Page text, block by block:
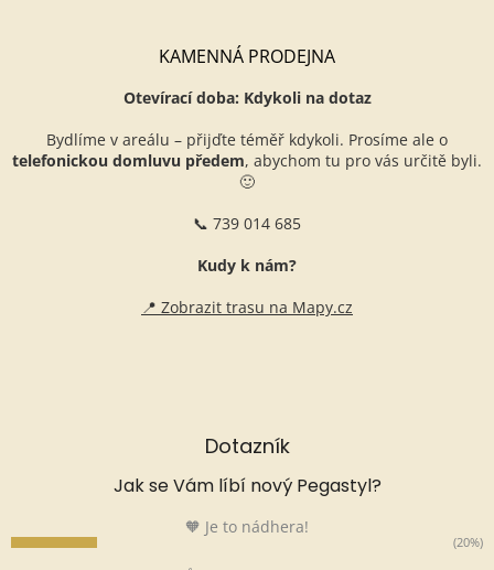
KAMENNÁ PRODEJNA
Otevírací doba: Kdykoli na dotaz
Bydlíme v areálu – přijďte téměř kdykoli. Prosíme ale o
telefonickou domluvu předem, abychom tu pro vás určitě byli.
🙂
📞 739 014 685
Kudy k nám?
📍 Zobrazit trasu na Mapy.cz
Dotazník
Jak se Vám líbí nový Pegastyl?
🧡 Je to nádhera!
(20%)